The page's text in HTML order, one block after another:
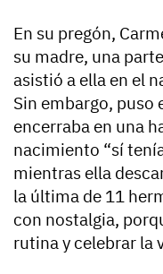
En su pregón,
su madre, una
asistió a ella en el
Sin embargo, puso
encerraba en una
nacimiento “sí
mientras ella
la última de 11
con nostalgia,
rutina y celebrar la